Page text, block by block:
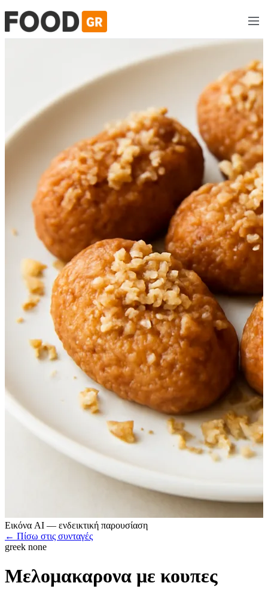
Εικόνα AI — ενδεικτική παρουσίαση
← Πίσω στις συνταγές
greek none
Μελομακαρονα με κουπες